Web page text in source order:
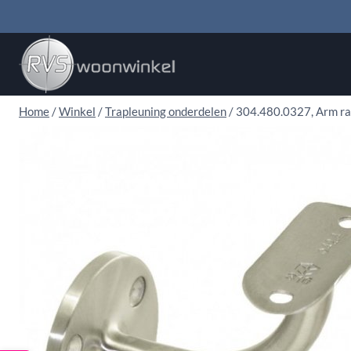
naar
inhoud
Home /Winkel /Trapleuning onderdelen / 304.480.0327, Arm